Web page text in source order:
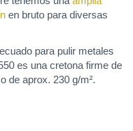
en bruto para diversas
para pulir metales
es una cretona firme de
de aprox. 230 g/m².